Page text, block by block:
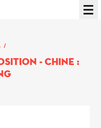
/
- Chine :